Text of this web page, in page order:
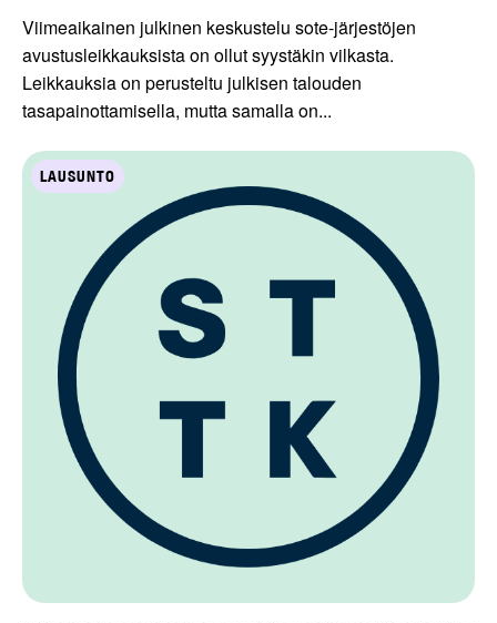
Viimeaikainen julkinen keskustelu sote-järjestöjen
avustusleikkauksista on ollut syystäkin vilkasta.
Leikkauksia on perusteltu julkisen talouden
tasapainottamisella, mutta samalla on...
LAUSUNTO